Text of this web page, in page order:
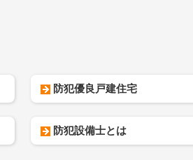
防犯優良戸建住宅
防犯設備士とは